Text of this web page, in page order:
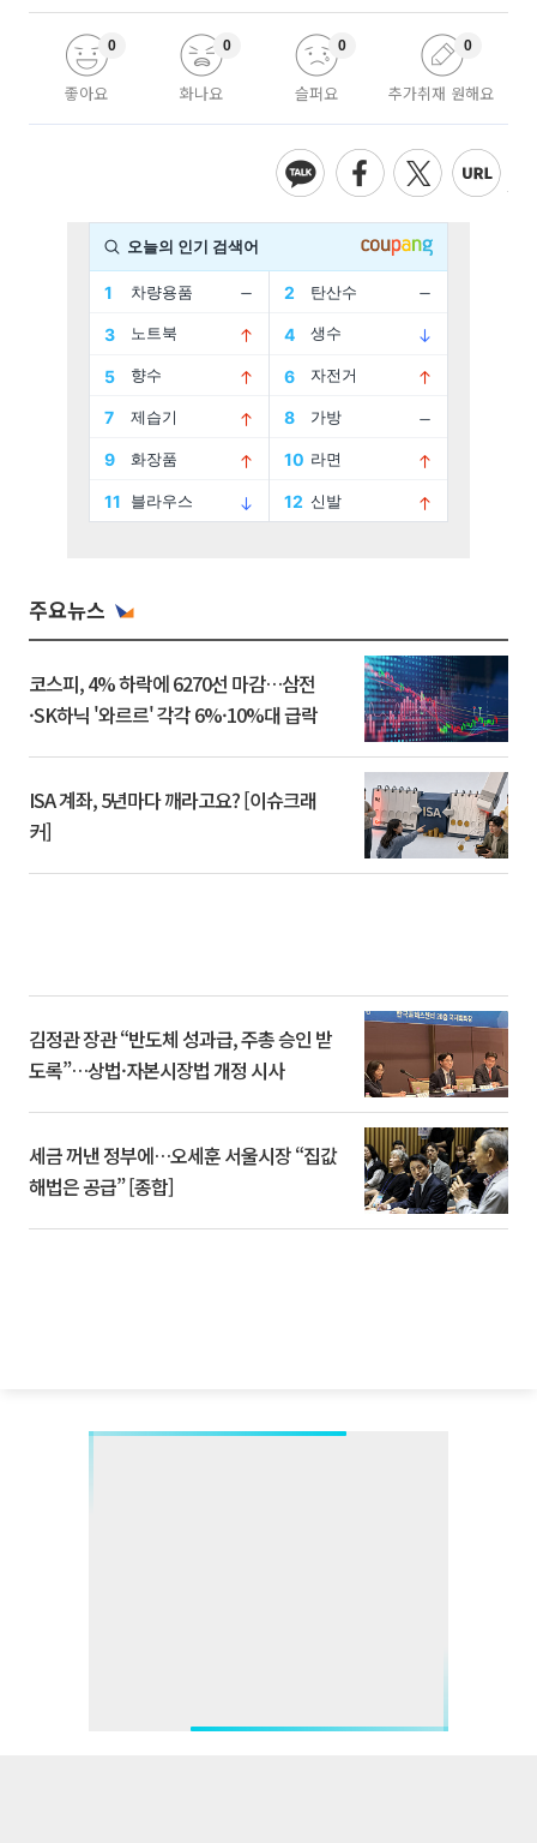
좋아요
0
화나요
0
슬퍼요
0
추가취재 원해요
0
주요뉴스
코스피, 4% 하락에 6270선 마감…삼전
·SK하닉 '와르르' 각각 6%·10%대 급락
ISA 계좌, 5년마다 깨라고요? [이슈크래
커]
김정관 장관 “반도체 성과급, 주총 승인 받
도록”…상법·자본시장법 개정 시사
세금 꺼낸 정부에…오세훈 서울시장 “집값
해법은 공급” [종합]